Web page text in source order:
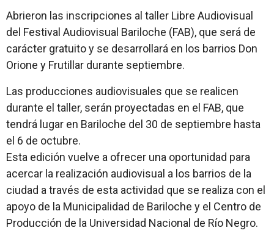
Abrieron las inscripciones al taller Libre Audiovisual
del Festival Audiovisual Bariloche (FAB), que será de
carácter gratuito y se desarrollará en los barrios Don
Orione y Frutillar durante septiembre.
Las producciones audiovisuales que se realicen
durante el taller, serán proyectadas en el FAB, que
tendrá lugar en Bariloche del 30 de septiembre hasta
el 6 de octubre.
Esta edición vuelve a ofrecer una oportunidad para
acercar la realización audiovisual a los barrios de la
ciudad a través de esta actividad que se realiza con el
apoyo de la Municipalidad de Bariloche y el Centro de
Producción de la Universidad Nacional de Río Negro.